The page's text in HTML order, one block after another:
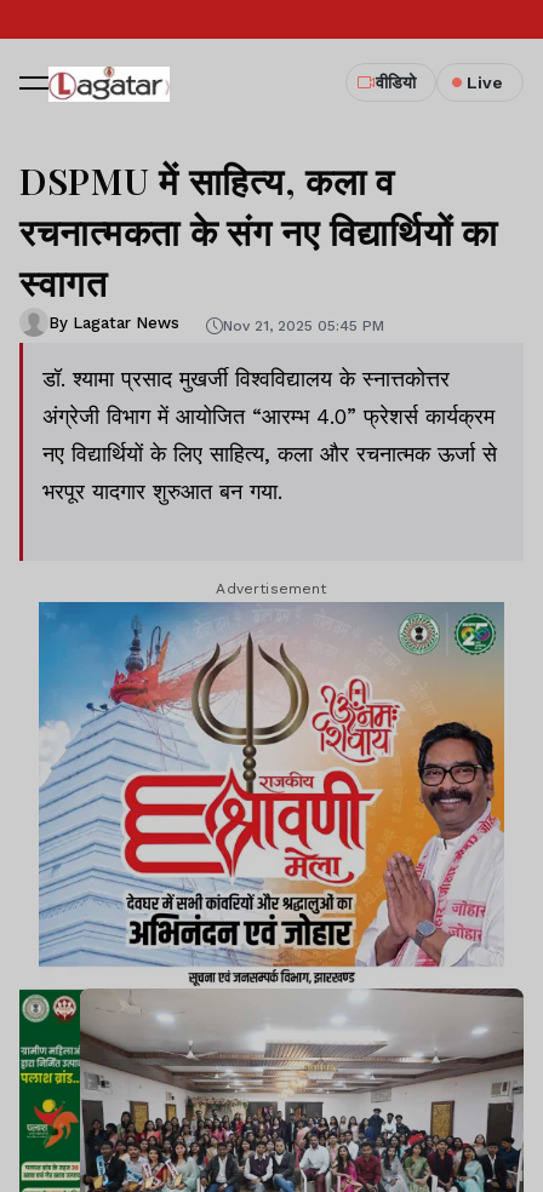
वीडियो Live
DSPMU में साहित्य, कला व
रचनात्मकता के संग नए विद्यार्थियों का
स्वागत
By Lagatar News Nov 21, 2025 05:45 PM
डॉ. श्यामा प्रसाद मुखर्जी विश्वविद्यालय के स्नात्तकोत्तर
अंग्रेजी विभाग में आयोजित “आरम्भ 4.0” फ्रेशर्स कार्यक्रम
नए विद्यार्थियों के लिए साहित्य, कला और रचनात्मक ऊर्जा से
भरपूर यादगार शुरुआत बन गया.
Advertisement